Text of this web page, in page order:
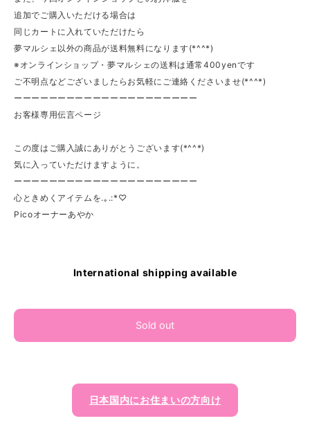
追加でご購入いただける場合は
同じカートに入れていただけたら
夢マルシェ以外の商品が送料無料になります(*^^*)
※オンラインショップ・夢マルシェの送料は通常400yenです
ご不明点などございましたらお気軽にご連絡くださいませ(*^^*)
ーーーーーーーーーーーーーーーーーーーーー
お客様専用伝言ページ
この度はご購入誠にありがとうございます(*^^*)
気に入っていただけますように。
ーーーーーーーーーーーーーーーーーーーーー
心ときめくアイテムを.｡.:*♡
Picoオーナーあやか
International shipping available
Sold out
日本国内にお住まいの方向け